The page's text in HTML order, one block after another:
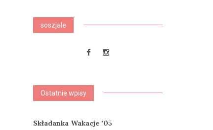
soszjale
Ostatnie wpisy
Składanka Wakacje ’05